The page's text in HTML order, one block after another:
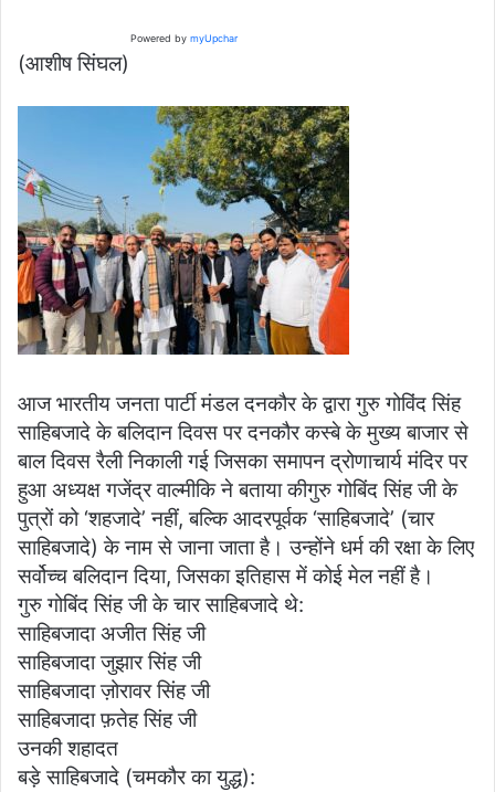
Powered bymyUpchar
(आशीष सिंघल)
आज भारतीय जनता पार्टी मंडल दनकौर के द्वारा गुरु गोविंद सिंह
साहिबजादे के बलिदान दिवस पर दनकौर कस्बे के मुख्य बाजार से
बाल दिवस रैली निकाली गई जिसका समापन द्रोणाचार्य मंदिर पर
हुआ अध्यक्ष गजेंद्र वाल्मीकि ने बताया कीगुरु गोबिंद सिंह जी के
पुत्रों को ‘शहजादे’ नहीं, बल्कि आदरपूर्वक ‘साहिबजादे’ (चार
साहिबजादे) के नाम से जाना जाता है। उन्होंने धर्म की रक्षा के लिए
सर्वोच्च बलिदान दिया, जिसका इतिहास में कोई मेल नहीं है।
गुरु गोबिंद सिंह जी के चार साहिबजादे थे:
साहिबजादा अजीत सिंह जी
साहिबजादा जुझार सिंह जी
साहिबजादा ज़ोरावर सिंह जी
साहिबजादा फ़तेह सिंह जी
उनकी शहादत
बड़े साहिबजादे (चमकौर का युद्ध):